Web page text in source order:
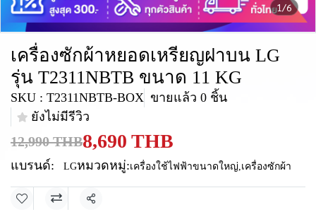
1/6
เครื่องซักผ้าหยอดเหรียญฝาบน LG
รุ่น T2311NBTB ขนาด 11 KG
SKU : T2311NBTB-BOX ขายแล้ว 0 ชิ้น
ยังไม่มีรีวิว
12,990 THB8,690 THB
แบรนด์: LGหมวดหมู่:เครื่องใช้ไฟฟ้าขนาดใหญ่,เครื่องซักผ้า
แชร์